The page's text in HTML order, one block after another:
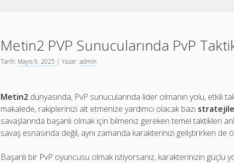
Metin2 PVP Sunucularında PvP
Tarih: Mayıs 9, 2025 | Yazar:admin
Metin2 dünyasında, PvP sunucularında lider olmanın yolu, etkili
makalede, rakiplerinizi alt etmenize yardımcı olacak bazı
savaşlarında başarılı olmak için bilmeniz gereken temel taktikleri
savaş esnasında değil, aynı zamanda karakterinizi geliştirirken de
Başarılı bir PvP oyuncusu olmak istiyorsanız, karakterinizin güçlü